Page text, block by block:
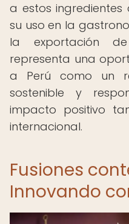
a estos
su uso en la
la exportación
representa una
a Perú como un
sostenible y
impacto positivo
internacional.
Fusiones
Innovando